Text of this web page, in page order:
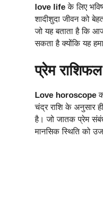
love life के लिए
शादीशुदा जीवन को
जो यह बताता है कि
सकता है क्योंकि यह
प्रेम
Love horoscope
चंद्र राशि के अनुसार
है। जो जातक प्रेम
मानसिक स्थिति को